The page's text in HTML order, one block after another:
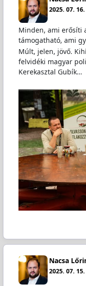
2025. 07.
Minden, ami erősíti
támogatható, ami
Múlt, jelen, jövő.
felvidéki magyar
Kerekasztal Gubík…
Nacsa
2025. 07.